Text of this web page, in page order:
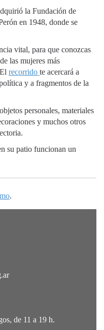
la Fundación de
en 1948, donde se
vital, para que conozcas
las mujeres más
recorrido te acercará a
y a fragmentos de la
personales, materiales
y muchos otros
su patio funcionan un
.
de 11 a 19 h.